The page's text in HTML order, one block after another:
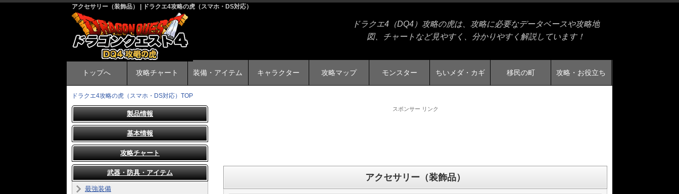
アクセサリー（装飾品） | ドラクエ4攻略の虎（スマホ・DS対応）
ドラクエ4（DQ4）攻略の虎は、攻略に必要なデータベースや攻略地
図、チャートなど見やすく、分かりやすく解説しています！
トップへ 攻略チャート 装備・アイテム キャラクター 攻略マップ モンスター ちいメダ・カギ 移民の町 攻略・お役立ち
ドラクエ4攻略の虎（スマホ・DS対応）TOP
スポンサー リンク
アクセサリー（装飾品）
製品情報
基本情報
攻略チャート
武器・防具・アイテム
最強装備